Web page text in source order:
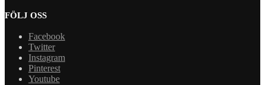
FÖLJ OSS
Facebook
Twitter
Instagram
Pinterest
Youtube